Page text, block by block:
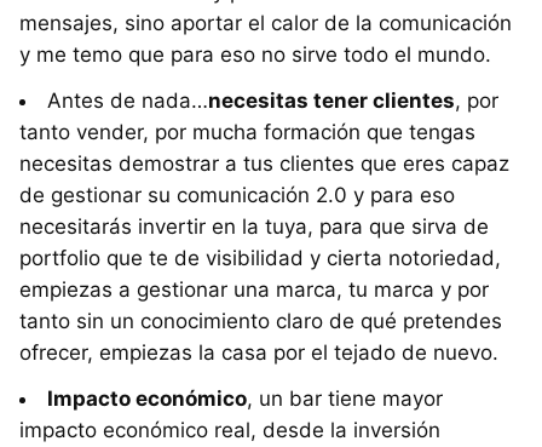
mensajes, sino aportar el calor de la comunicación
y me temo que para eso no sirve todo el mundo.
Antes de nada…necesitas tener clientes, por
tanto vender, por mucha formación que tengas
necesitas demostrar a tus clientes que eres capaz
de gestionar su comunicación 2.0 y para eso
necesitarás invertir en la tuya, para que sirva de
portfolio que te de visibilidad y cierta notoriedad,
empiezas a gestionar una marca, tu marca y por
tanto sin un conocimiento claro de qué pretendes
ofrecer, empiezas la casa por el tejado de nuevo.
Impacto económico, un bar tiene mayor
impacto económico real, desde la inversión